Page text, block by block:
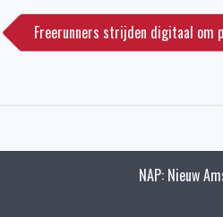
navigatie
Freerunners strijden digitaal om
NAP: Nieuw